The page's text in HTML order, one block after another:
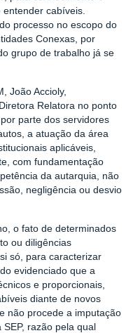
cabíveis.
processo no escopo do
Conexas, por
grupo de trabalho já se
João Accioly,
Relatora no ponto
parte dos servidores
a atuação da área
aplicáveis,
com fundamentação
da autarquia, não
negligência ou desvio
o fato de determinados
ou diligências
só, para caracterizar
evidenciado que a
e proporcionais,
diante de novos
não procede a imputação
razão pela qual